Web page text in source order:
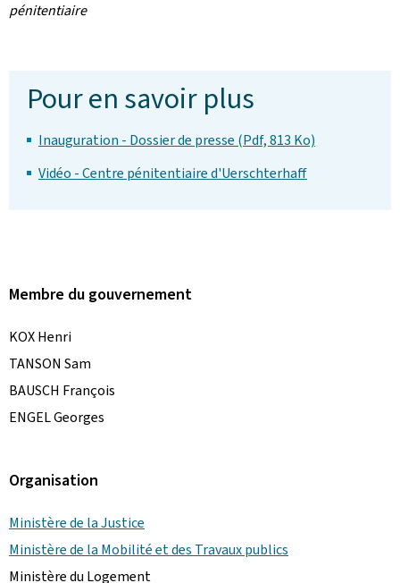
pénitentiaire
Pour en savoir plus
Inauguration - Dossier de presse (Pdf, 813 Ko)
Vidéo - Centre pénitentiaire d'Uerschterhaff
Membre du gouvernement
KOX Henri
TANSON Sam
BAUSCH François
ENGEL Georges
Organisation
Ministère de la Justice
Ministère de la Mobilité et des Travaux publics
Ministère du Logement